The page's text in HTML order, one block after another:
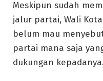
Meskipun sudah
jalur partai, Wali
belum mau
partai mana saja
dukungan kepadanya.